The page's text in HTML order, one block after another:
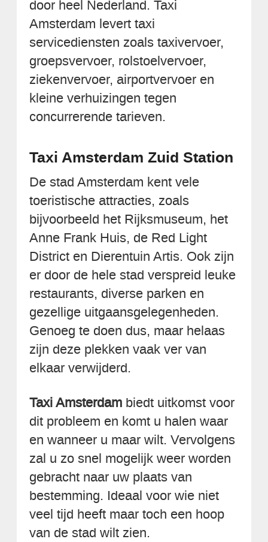
door heel Nederland. Taxi
Amsterdam levert taxi
servicediensten zoals taxivervoer,
groepsvervoer, rolstoelvervoer,
ziekenvervoer, airportvervoer en
kleine verhuizingen tegen
concurrerende tarieven.
Taxi Amsterdam Zuid Station
De stad Amsterdam kent vele
toeristische attracties, zoals
bijvoorbeeld het Rijksmuseum, het
Anne Frank Huis, de Red Light
District en Dierentuin Artis. Ook zijn
er door de hele stad verspreid leuke
restaurants, diverse parken en
gezellige uitgaansgelegenheden.
Genoeg te doen dus, maar helaas
zijn deze plekken vaak ver van
elkaar verwijderd.
Taxi Amsterdam biedt uitkomst voor
dit probleem en komt u halen waar
en wanneer u maar wilt. Vervolgens
zal u zo snel mogelijk weer worden
gebracht naar uw plaats van
bestemming. Ideaal voor wie niet
veel tijd heeft maar toch een hoop
van de stad wilt zien.